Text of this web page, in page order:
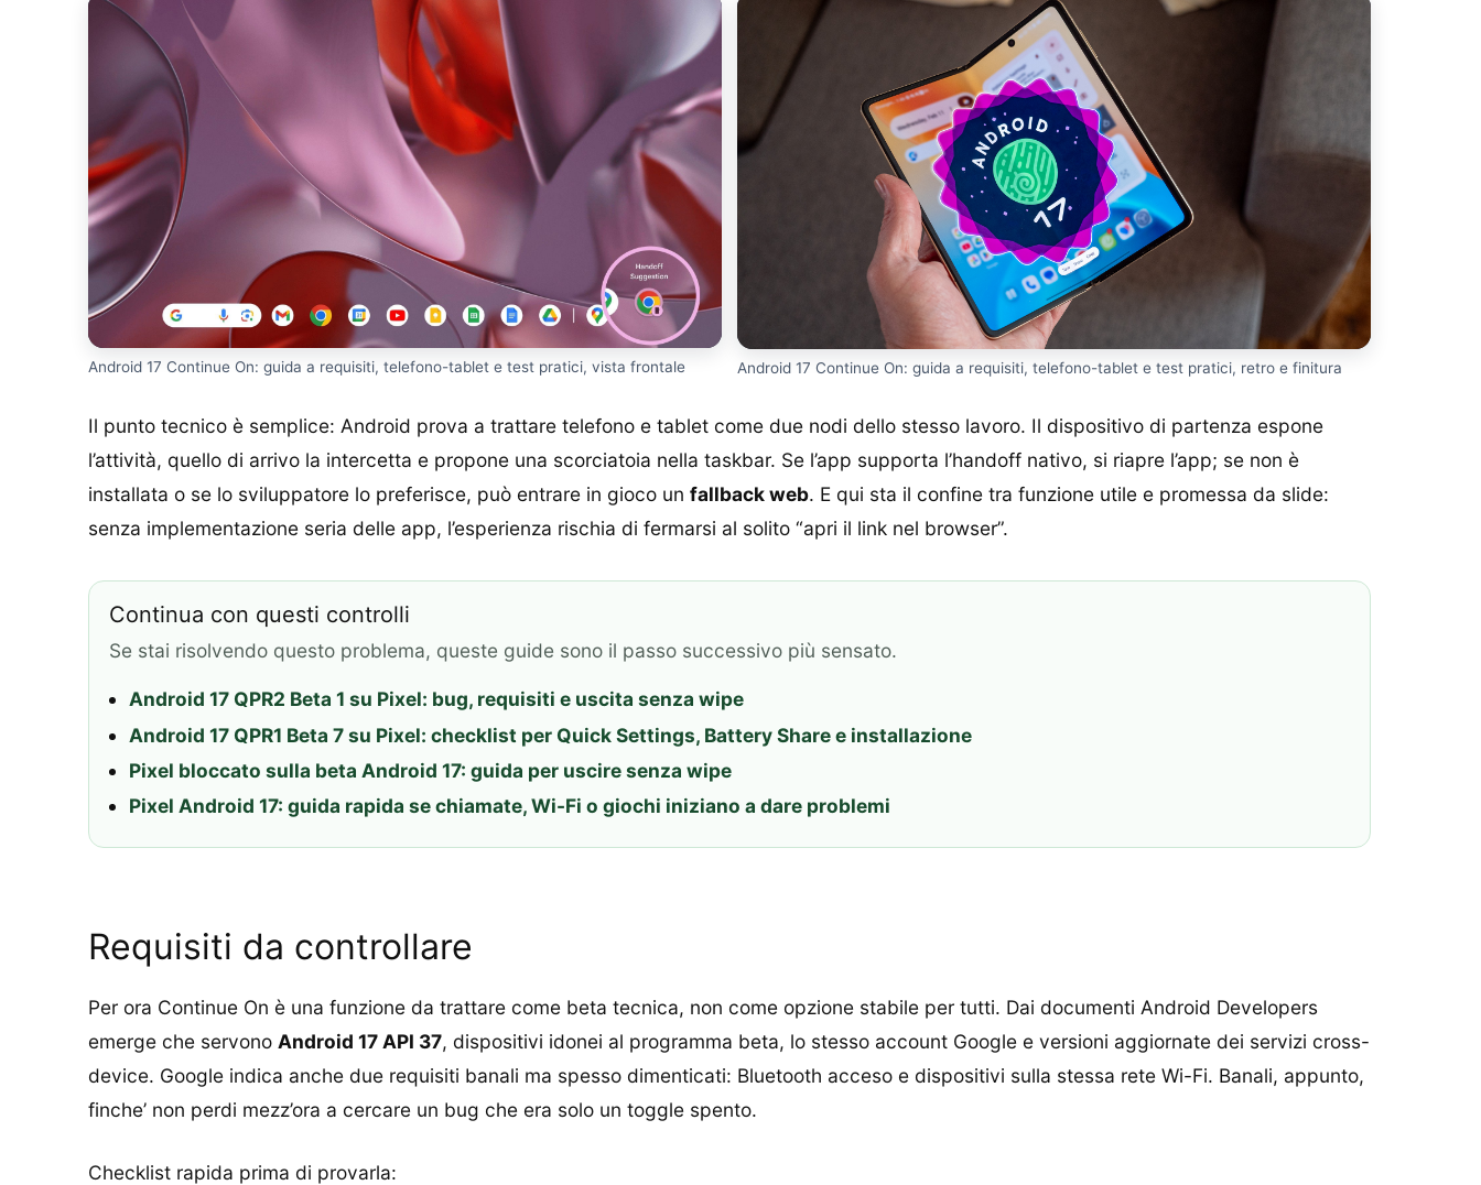
Android 17 Continue On: guida a requisiti, telefono-tablet e test pratici, vista frontale Android 17 Continue On: guida a requisiti, telefono-tablet e test pratici, retro e finitura
Il punto tecnico è semplice: Android prova a trattare telefono e tablet come due nodi dello stesso lavoro. Il dispositivo di partenza espone
l’attività, quello di arrivo la intercetta e propone una scorciatoia nella taskbar. Se l’app supporta l’handoff nativo, si riapre l’app; se non è
installata o se lo sviluppatore lo preferisce, può entrare in gioco un fallback web. E qui sta il confine tra funzione utile e promessa da slide:
senza implementazione seria delle app, l’esperienza rischia di fermarsi al solito “apri il link nel browser”.
Continua con questi controlli
Se stai risolvendo questo problema, queste guide sono il passo successivo più sensato.
Android 17 QPR2 Beta 1 su Pixel: bug, requisiti e uscita senza wipe
Android 17 QPR1 Beta 7 su Pixel: checklist per Quick Settings, Battery Share e installazione
Pixel bloccato sulla beta Android 17: guida per uscire senza wipe
Pixel Android 17: guida rapida se chiamate, Wi-Fi o giochi iniziano a dare problemi
Requisiti da controllare
Per ora Continue On è una funzione da trattare come beta tecnica, non come opzione stabile per tutti. Dai documenti Android Developers
emerge che servono Android 17 API 37, dispositivi idonei al programma beta, lo stesso account Google e versioni aggiornate dei servizi cross-
device. Google indica anche due requisiti banali ma spesso dimenticati: Bluetooth acceso e dispositivi sulla stessa rete Wi-Fi. Banali, appunto,
finche’ non perdi mezz’ora a cercare un bug che era solo un toggle spento.
Checklist rapida prima di provarla: